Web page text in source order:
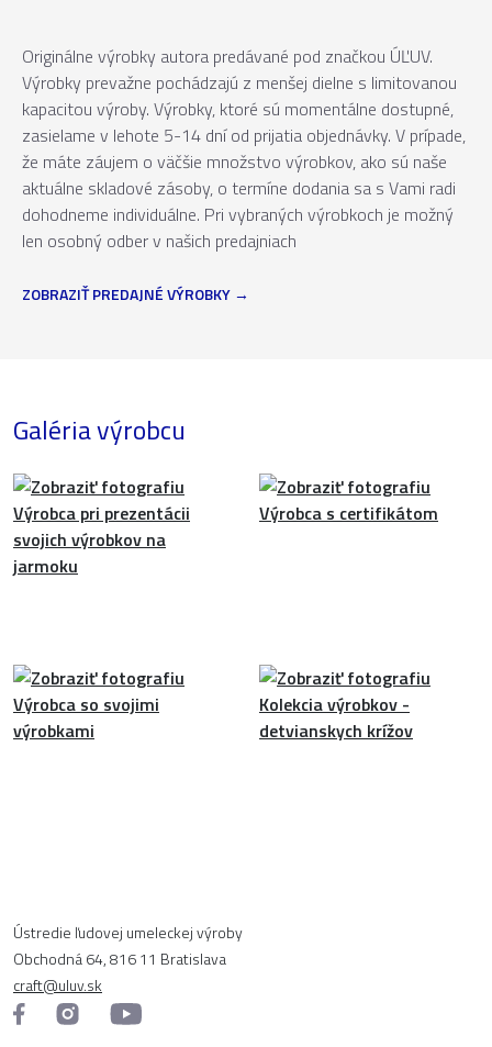
Originálne výrobky autora predávané pod značkou ÚĽUV.
Výrobky prevažne pochádzajú z menšej dielne s limitovanou
kapacitou výroby. Výrobky, ktoré sú momentálne dostupné,
zasielame v lehote 5-14 dní od prijatia objednávky. V prípade,
že máte záujem o väčšie množstvo výrobkov, ako sú naše
aktuálne skladové zásoby, o termíne dodania sa s Vami radi
dohodneme individuálne. Pri vybraných výrobkoch je možný
len osobný odber v našich predajniach
ZOBRAZIŤ PREDAJNÉ VÝROBKY
Galéria výrobcu
Ústredie ľudovej umeleckej výroby
Obchodná 64, 816 11 Bratislava
craft@uluv.sk